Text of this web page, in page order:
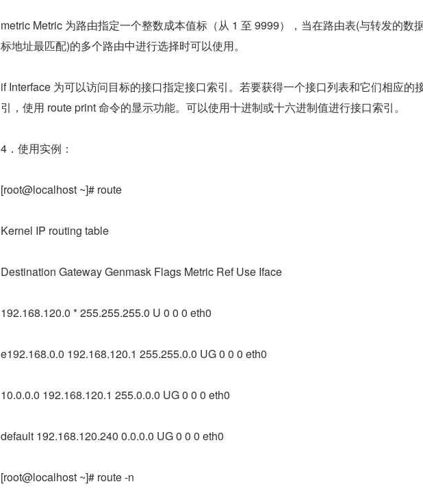
metric Metric 为路由指定一个整数成本值标（从 1 至 9999），当在路由表(与转发的数
标地址最匹配)的多个路由中进行选择时可以使用。
if Interface 为可以访问目标的接口指定接口索引。若要获得一个接口列表和它们相应的
引，使用 route print 命令的显示功能。可以使用十进制或十六进制值进行接口索引。
4．使用实例：
[root@localhost ~]# route
Kernel IP routing table
Destination Gateway Genmask Flags Metric Ref Use Iface
192.168.120.0 * 255.255.255.0 U 0 0 0 eth0
e192.168.0.0 192.168.120.1 255.255.0.0 UG 0 0 0 eth0
10.0.0.0 192.168.120.1 255.0.0.0 UG 0 0 0 eth0
default 192.168.120.240 0.0.0.0 UG 0 0 0 eth0
[root@localhost ~]# route -n